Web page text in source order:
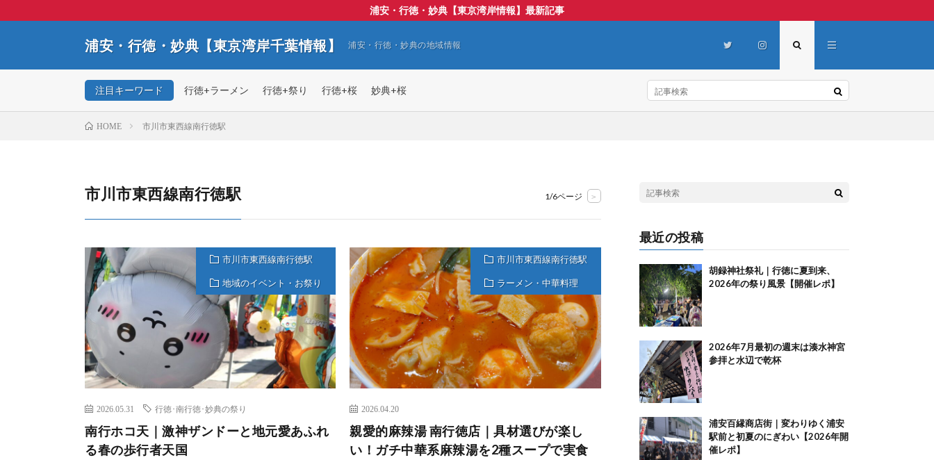
浦安・行徳・妙典【東京湾岸情報】最新記事
浦安・行徳・妙典【東京湾岸千葉情報】 浦安・行徳・妙典の地域情報
注目キーワード 行徳+ラーメン 行徳+祭り 行徳+桜 妙典+桜
HOME 市川市東西線南行徳駅
市川市東西線南行徳駅 1/6ページ >
市川市東西線南行徳駅
地域のイベント・お祭り
2026.05.31 行徳･南行徳･妙典の祭り
南行ホコ天｜激神ザンドーと地元愛あふれ
る春の歩行者天国
市川市東西線南行徳駅
ラーメン・中華料理
2026.04.20
親愛的麻辣湯 南行徳店｜具材選びが楽し
い！ガチ中華系麻辣湯を2種スープで実食
最近の投稿
胡録神社祭礼｜行徳に夏到来、
2026年の祭り風景【開催レポ】
2026年7月最初の週末は湊水神宮
参拝と水辺で乾杯
浦安百縁商店街｜変わりゆく浦安
駅前と初夏のにぎわい【2026年開
催レポ】